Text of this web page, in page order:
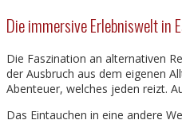
Die immersive Erlebniswelt in
Die Faszination an alternativen
der Ausbruch aus dem eigenen
Abenteuer, welches jeden reizt.
Das Eintauchen in eine andere